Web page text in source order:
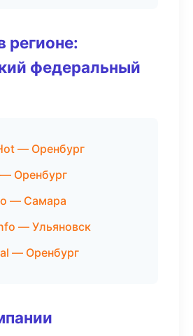
регионе:
федеральный
— Оренбург
Оренбург
— Самара
— Ульяновск
— Оренбург